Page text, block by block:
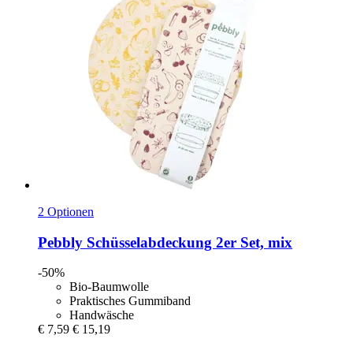
2 Optionen
Pebbly Schüsselabdeckung 2er Set, mix
-50%
Bio-Baumwolle
Praktisches Gummiband
Handwäsche
€ 7,59 € 15,19